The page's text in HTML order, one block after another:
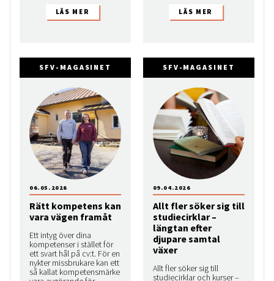
SFV-MAGASINET
Rätt kompetens kan
vara vägen framåt
Ett intyg över dina
kompetenser i stället för
ett svart hål på cv:t. För en
nykter missbrukare kan ett
så kallat kompetensmärke
06.05.2026
SFV-MAGASINET
Allt fler söker sig till
studiecirklar –
längtan efter
djupare samtal
växer
Allt fler söker sig till
studiecirklar och kurser –
09.04.2026